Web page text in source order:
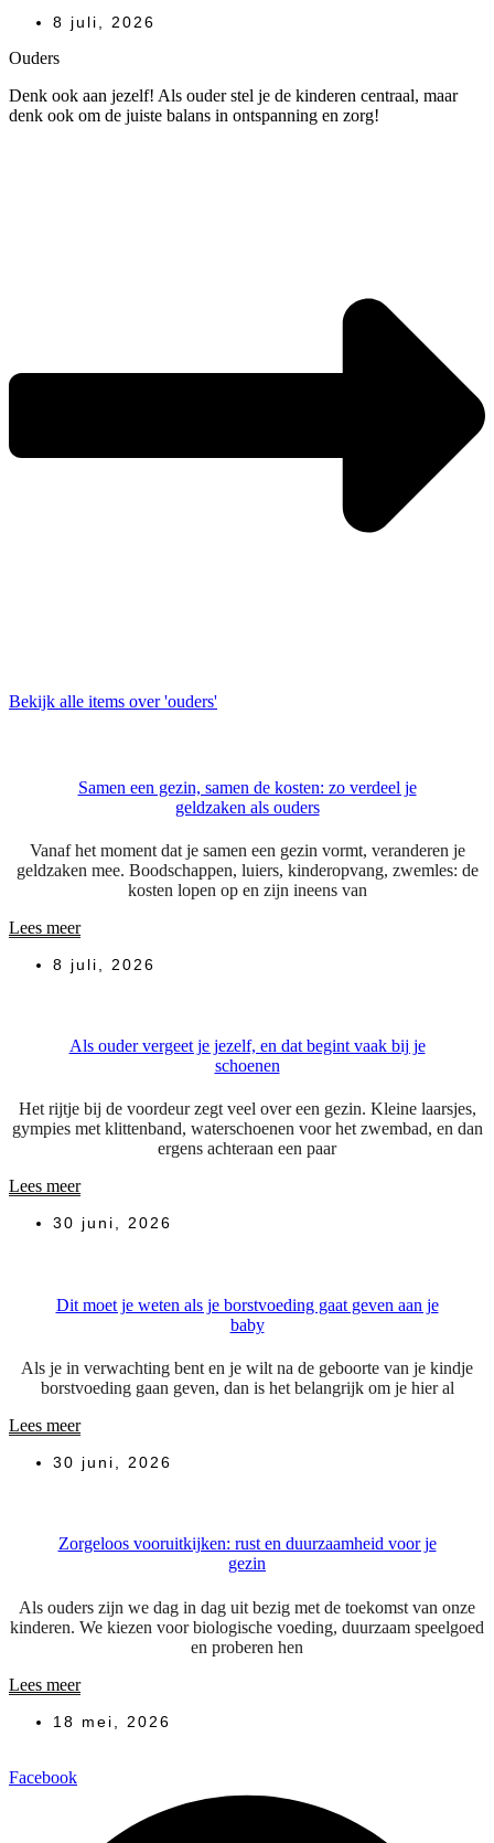
8 juli, 2026
Ouders
Denk ook aan jezelf! Als ouder stel je de kinderen centraal, maar
denk ook om de juiste balans in ontspanning en zorg!
Bekijk alle items over 'ouders'
Samen een gezin, samen de kosten: zo verdeel je
geldzaken als ouders
Vanaf het moment dat je samen een gezin vormt, veranderen je
geldzaken mee. Boodschappen, luiers, kinderopvang, zwemles: de
kosten lopen op en zijn ineens van
Lees meer
8 juli, 2026
Als ouder vergeet je jezelf, en dat begint vaak bij je
schoenen
Het rijtje bij de voordeur zegt veel over een gezin. Kleine laarsjes,
gympies met klittenband, waterschoenen voor het zwembad, en dan
ergens achteraan een paar
Lees meer
30 juni, 2026
Dit moet je weten als je borstvoeding gaat geven aan je
baby
Als je in verwachting bent en je wilt na de geboorte van je kindje
borstvoeding gaan geven, dan is het belangrijk om je hier al
Lees meer
30 juni, 2026
Zorgeloos vooruitkijken: rust en duurzaamheid voor je
gezin
Als ouders zijn we dag in dag uit bezig met de toekomst van onze
kinderen. We kiezen voor biologische voeding, duurzaam speelgoed
en proberen hen
Lees meer
18 mei, 2026
Facebook